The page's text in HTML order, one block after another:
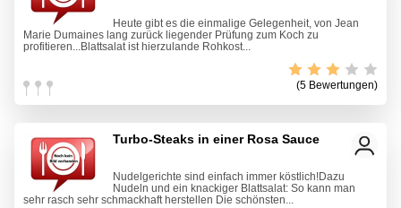
Heute gibt es die einmalige Gelegenheit, von Jean
Marie Dumaines lang zurück liegender Prüfung zum Koch zu
profitieren...Blattsalat ist hierzulande Rohkost...
(5 Bewertungen)
Turbo-Steaks in einer Rosa Sauce
Nudelgerichte sind einfach immer köstlich!Dazu
Nudeln und ein knackiger Blattsalat: So kann man
sehr rasch sehr schmackhaft herstellen Die schönsten...